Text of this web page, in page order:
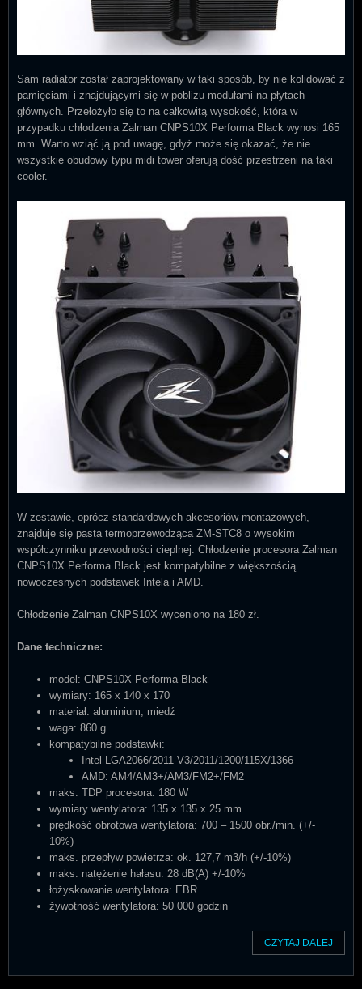
Sam radiator został zaprojektowany w taki sposób, by nie kolidować z
pamięciami i znajdującymi się w pobliżu modułami na płytach
głównych. Przełożyło się to na całkowitą wysokość, która w
przypadku chłodzenia Zalman CNPS10X Performa Black wynosi 165
mm. Warto wziąć ją pod uwagę, gdyż może się okazać, że nie
wszystkie obudowy typu midi tower oferują dość przestrzeni na taki
cooler.
W zestawie, oprócz standardowych akcesoriów montażowych,
znajduje się pasta termoprzewodząca ZM-STC8 o wysokim
współczynniku przewodności cieplnej. Chłodzenie procesora Zalman
CNPS10X Performa Black jest kompatybilne z większością
nowoczesnych podstawek Intela i AMD.
Chłodzenie Zalman CNPS10X wyceniono na 180 zł.
Dane techniczne:
model: CNPS10X Performa Black
wymiary: 165 x 140 x 170
materiał: aluminium, miedź
waga: 860 g
kompatybilne podstawki:
Intel LGA2066/2011-V3/2011/1200/115X/1366
AMD: AM4/AM3+/AM3/FM2+/FM2
maks. TDP procesora: 180 W
wymiary wentylatora: 135 x 135 x 25 mm
prędkość obrotowa wentylatora: 700 – 1500 obr./min. (+/-
10%)
maks. przepływ powietrza: ok. 127,7 m3/h (+/-10%)
maks. natężenie hałasu: 28 dB(A) +/-10%
łożyskowanie wentylatora: EBR
żywotność wentylatora: 50 000 godzin
CZYTAJ DALEJ